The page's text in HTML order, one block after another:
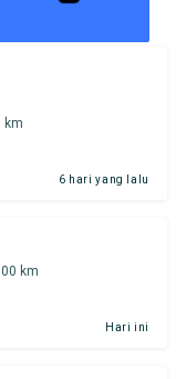
km
6 hari yang lalu
km
Hari ini